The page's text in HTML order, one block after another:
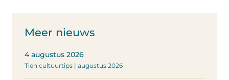
Meer nieuws
4 augustus 2026
Tien cultuurtips | augustus 2026